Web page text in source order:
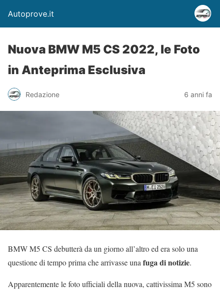
Autoprove.it
Nuova BMW M5 CS 2022, le Foto
in Anteprima Esclusiva
Redazione 6 anni fa
BMW M5 CS debutterà da un giorno all’altro ed era solo una
questione di tempo prima che arrivasse una fuga di notizie.
Apparentemente le foto ufficiali della nuova, cattivissima M5 sono